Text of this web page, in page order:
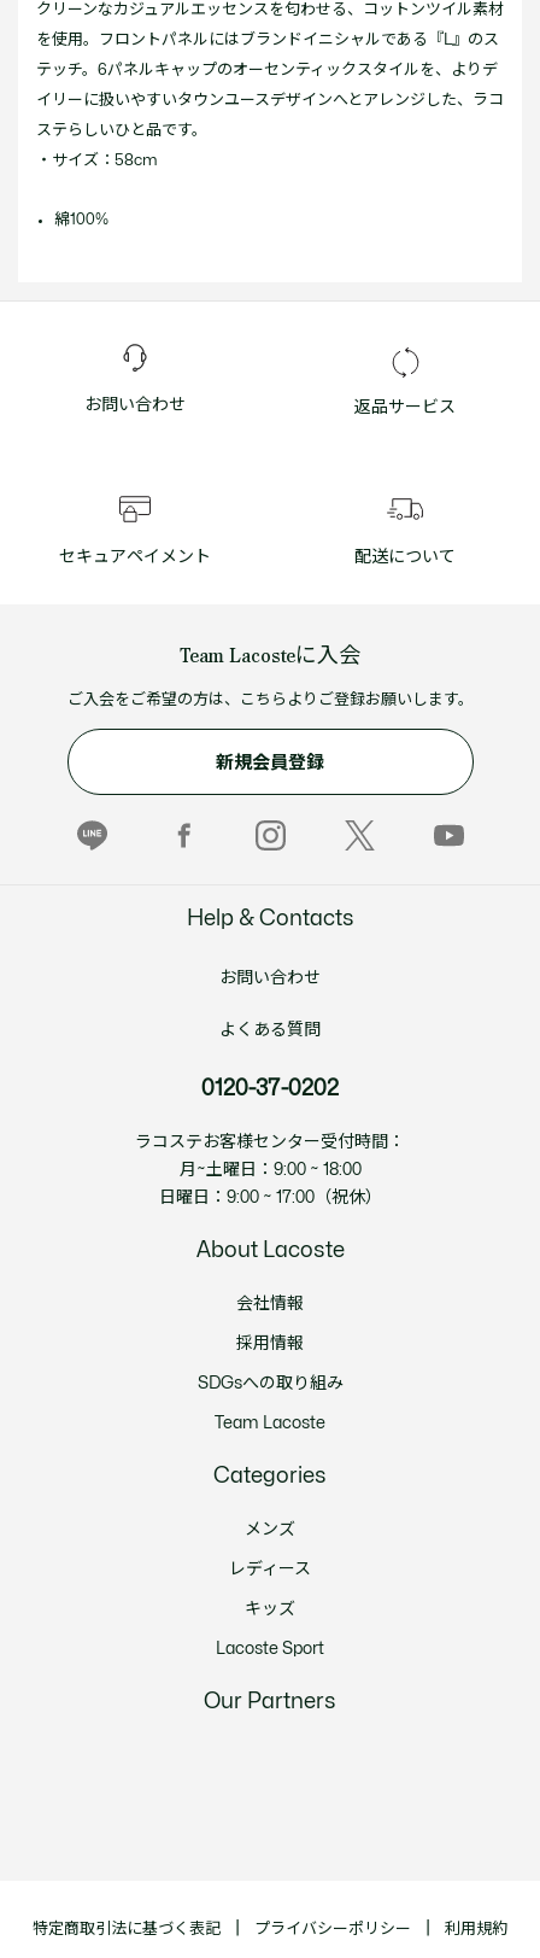
クリーンなカジュアルエッセンスを匂わせる、コットンツイル素材
を使用。フロントパネルにはブランドイニシャルである『L』のス
テッチ。6パネルキャップのオーセンティックスタイルを、よりデ
イリーに扱いやすいタウンユースデザインへとアレンジした、ラコ
ステらしいひと品です。
・サイズ：58cm
綿100%
お問い合わせ 返品サービス
セキュアペイメント 配送について
Team Lacosteに入会
ご入会をご希望の方は、こちらよりご登録お願いします。
新規会員登録
Help & Contacts
お問い合わせ
よくある質問
0120-37-0202
ラコステお客様センター受付時間：
月~土曜日：9:00 ~ 18:00
日曜日：9:00 ~ 17:00（祝休）
About Lacoste
会社情報
採用情報
SDGsへの取り組み
Team Lacoste
Categories
メンズ
レディース
キッズ
Lacoste Sport
Our Partners
特定商取引法に基づく表記 プライバシーポリシー 利用規約